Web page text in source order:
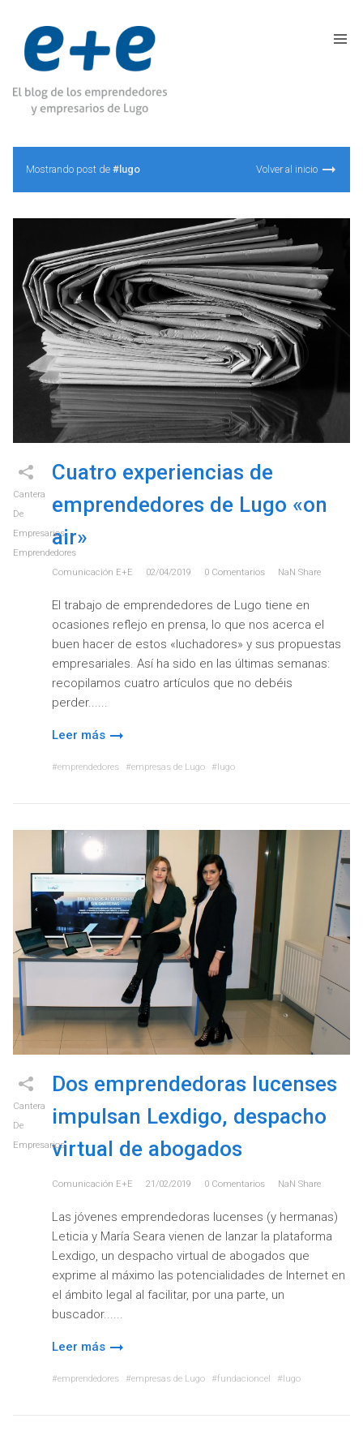
Mostrando post de #lugo Volver al inicio
Cantera
De
Empresarios,
Emprendedores
Cuatro experiencias de
emprendedores de Lugo «on
air»
Comunicación E+e 02/04/2019 0 Comentarios NaN Share
El trabajo de emprendedores de Lugo tiene en
ocasiones reflejo en prensa, lo que nos acerca el
buen hacer de estos «luchadores» y sus propuestas
empresariales. Así ha sido en las últimas semanas:
recopilamos cuatro artículos que no debéis
perder...
Leer más
emprendedores empresas de Lugo lugo
Cantera
De
Empresarios
Dos emprendedoras lucenses
impulsan Lexdigo, despacho
virtual de abogados
Comunicación E+e 21/02/2019 0 Comentarios NaN Share
Las jóvenes emprendedoras lucenses (y hermanas)
Leticia y María Seara vienen de lanzar la plataforma
Lexdigo, un despacho virtual de abogados que
exprime al máximo las potencialidades de Internet en
el ámbito legal al facilitar, por una parte, un
buscador...
Leer más
emprendedores empresas de Lugo fundacioncel lugo